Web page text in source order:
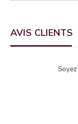
AVIS CLIENTS